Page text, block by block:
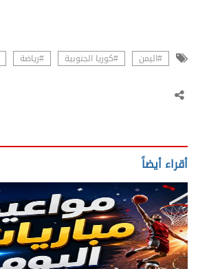
#اليمن #كوريا الجنوبية #رياضة
أقراء أيضاً